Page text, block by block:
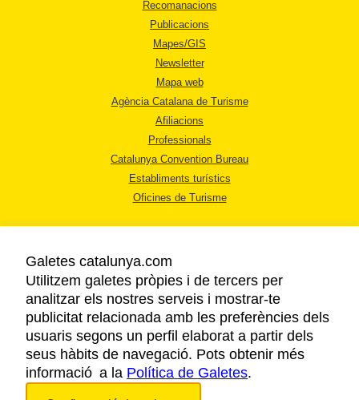
Recomanacions
Publicacions
Mapes/GIS
Newsletter
Mapa web
Agència Catalana de Turisme
Afiliacions
Professionals
Catalunya Convention Bureau
Establiments turístics
Oficines de Turisme
AVÍS LEGAL
POLÍTICA DE PRIVACITAT
COOKIES
ACCESSIBILITAT
Galetes catalunya.com
Utilitzem galetes pròpies i de tercers per
analitzar els nostres serveis i mostrar-te
publicitat relacionada amb les preferències dels
usuaris segons un perfil elaborat a partir dels
seus hàbits de navegació. Pots obtenir més
informació a la Política de Galetes.